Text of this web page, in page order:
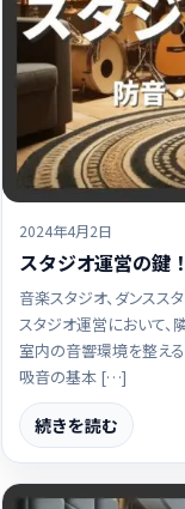
2024年4月2日
スタジオ運営の鍵
音楽スタジオ、ダンスス
スタジオ運営において、
室内の音響環境を整え
吸音の基本 […]
続きを読む